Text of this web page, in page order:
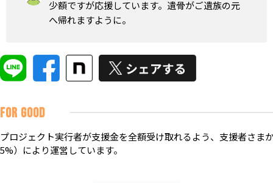
少額ですが応援しています。遺骨がご遺族の元
へ帰れますように。
FOR GOOD
プロジェクト実行者が支援金を全額受け取れるよう、支援者さま
5%）により運営しています。